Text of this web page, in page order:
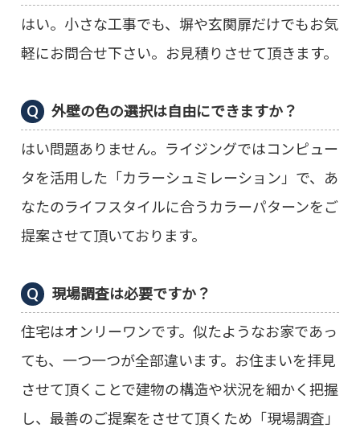
はい。小さな工事でも、塀や玄関扉だけでもお気
軽にお問合せ下さい。お見積りさせて頂きます。
外壁の色の選択は自由にできますか？
はい問題ありません。ライジングではコンピュー
タを活用した「カラーシュミレーション」で、あ
なたのライフスタイルに合うカラーパターンをご
提案させて頂いております。
現場調査は必要ですか？
住宅はオンリーワンです。似たようなお家であっ
ても、一つ一つが全部違います。お住まいを拝見
させて頂くことで建物の構造や状況を細かく把握
し、最善のご提案をさせて頂くため「現場調査」